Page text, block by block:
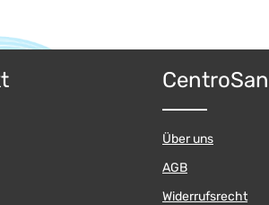
CentroSan
Über uns
AGB
Widerrufsrecht